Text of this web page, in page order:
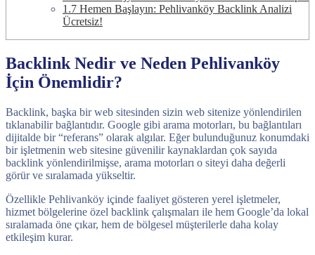
1.7 Hemen Başlayın: Pehlivanköy Backlink Analizi
Ücretsiz!
Backlink Nedir ve Neden Pehlivanköy
İçin Önemlidir?
Backlink, başka bir web sitesinden sizin web sitenize yönlendirilen
tıklanabilir bağlantıdır. Google gibi arama motorları, bu bağlantıları
dijitalde bir “referans” olarak algılar. Eğer bulunduğunuz konumdaki
bir işletmenin web sitesine güvenilir kaynaklardan çok sayıda
backlink yönlendirilmişse, arama motorları o siteyi daha değerli
görür ve sıralamada yükseltir.
Özellikle Pehlivanköy içinde faaliyet gösteren yerel işletmeler,
hizmet bölgelerine özel backlink çalışmaları ile hem Google’da lokal
sıralamada öne çıkar, hem de bölgesel müşterilerle daha kolay
etkileşim kurar.